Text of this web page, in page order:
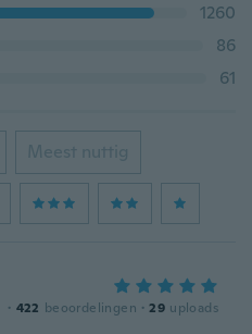
1260
86
61
Meest nuttig
· 422 beoordelingen · 29 uploads